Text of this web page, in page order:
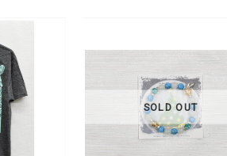
SOLD OUT